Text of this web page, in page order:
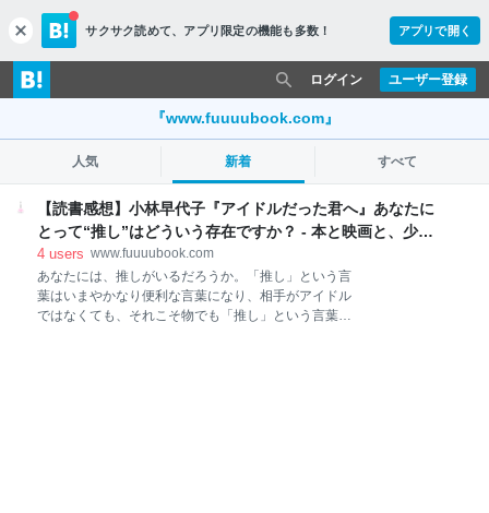
c
l
o
s
サクサク読めて、 アプリ限定の機能も多数！ アプリで開く
ユーザー登録
ログイン
『www.fuuuubook.com』
人気 新着 すべて
【読書感想】小林早代子『アイドルだった君へ』あなたに
とって“推し”はどういう存在ですか？ - 本と映画と、少し
寄り道
4 users www.fuuuubook.com
あなたには、推しがいるだろうか。「推し」という言
葉はいまやかなり便利な言葉になり、相手がアイドル
ではなくても、それこそ物でも「推し」という言葉を